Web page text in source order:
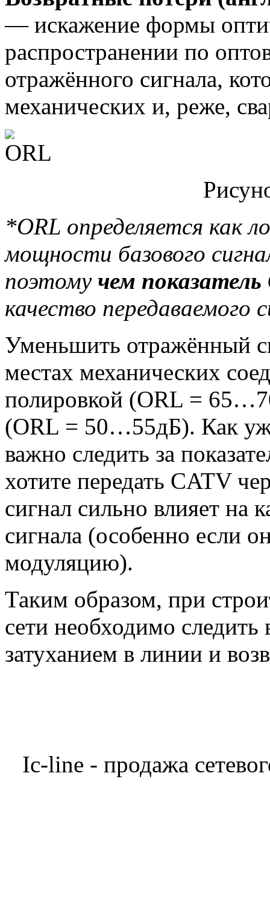
— искажение формы
распространении по
отражённого сигнала,
механических и, реже,
*ORL определяется как
мощности базового
поэтому чем
качество передаваемого
Уменьшить отражённый
местах механических
полировкой (ORL =
(ORL = 50…55дБ). Как
важно следить за
хотите передать CATV
сигнал сильно влияет на
сигнала (особенно если
модуляцию).
Таким образом, при
сети необходимо следить
затуханием в линии и
Ic-line - продажа